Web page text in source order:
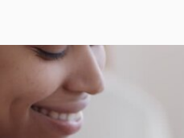
Productos